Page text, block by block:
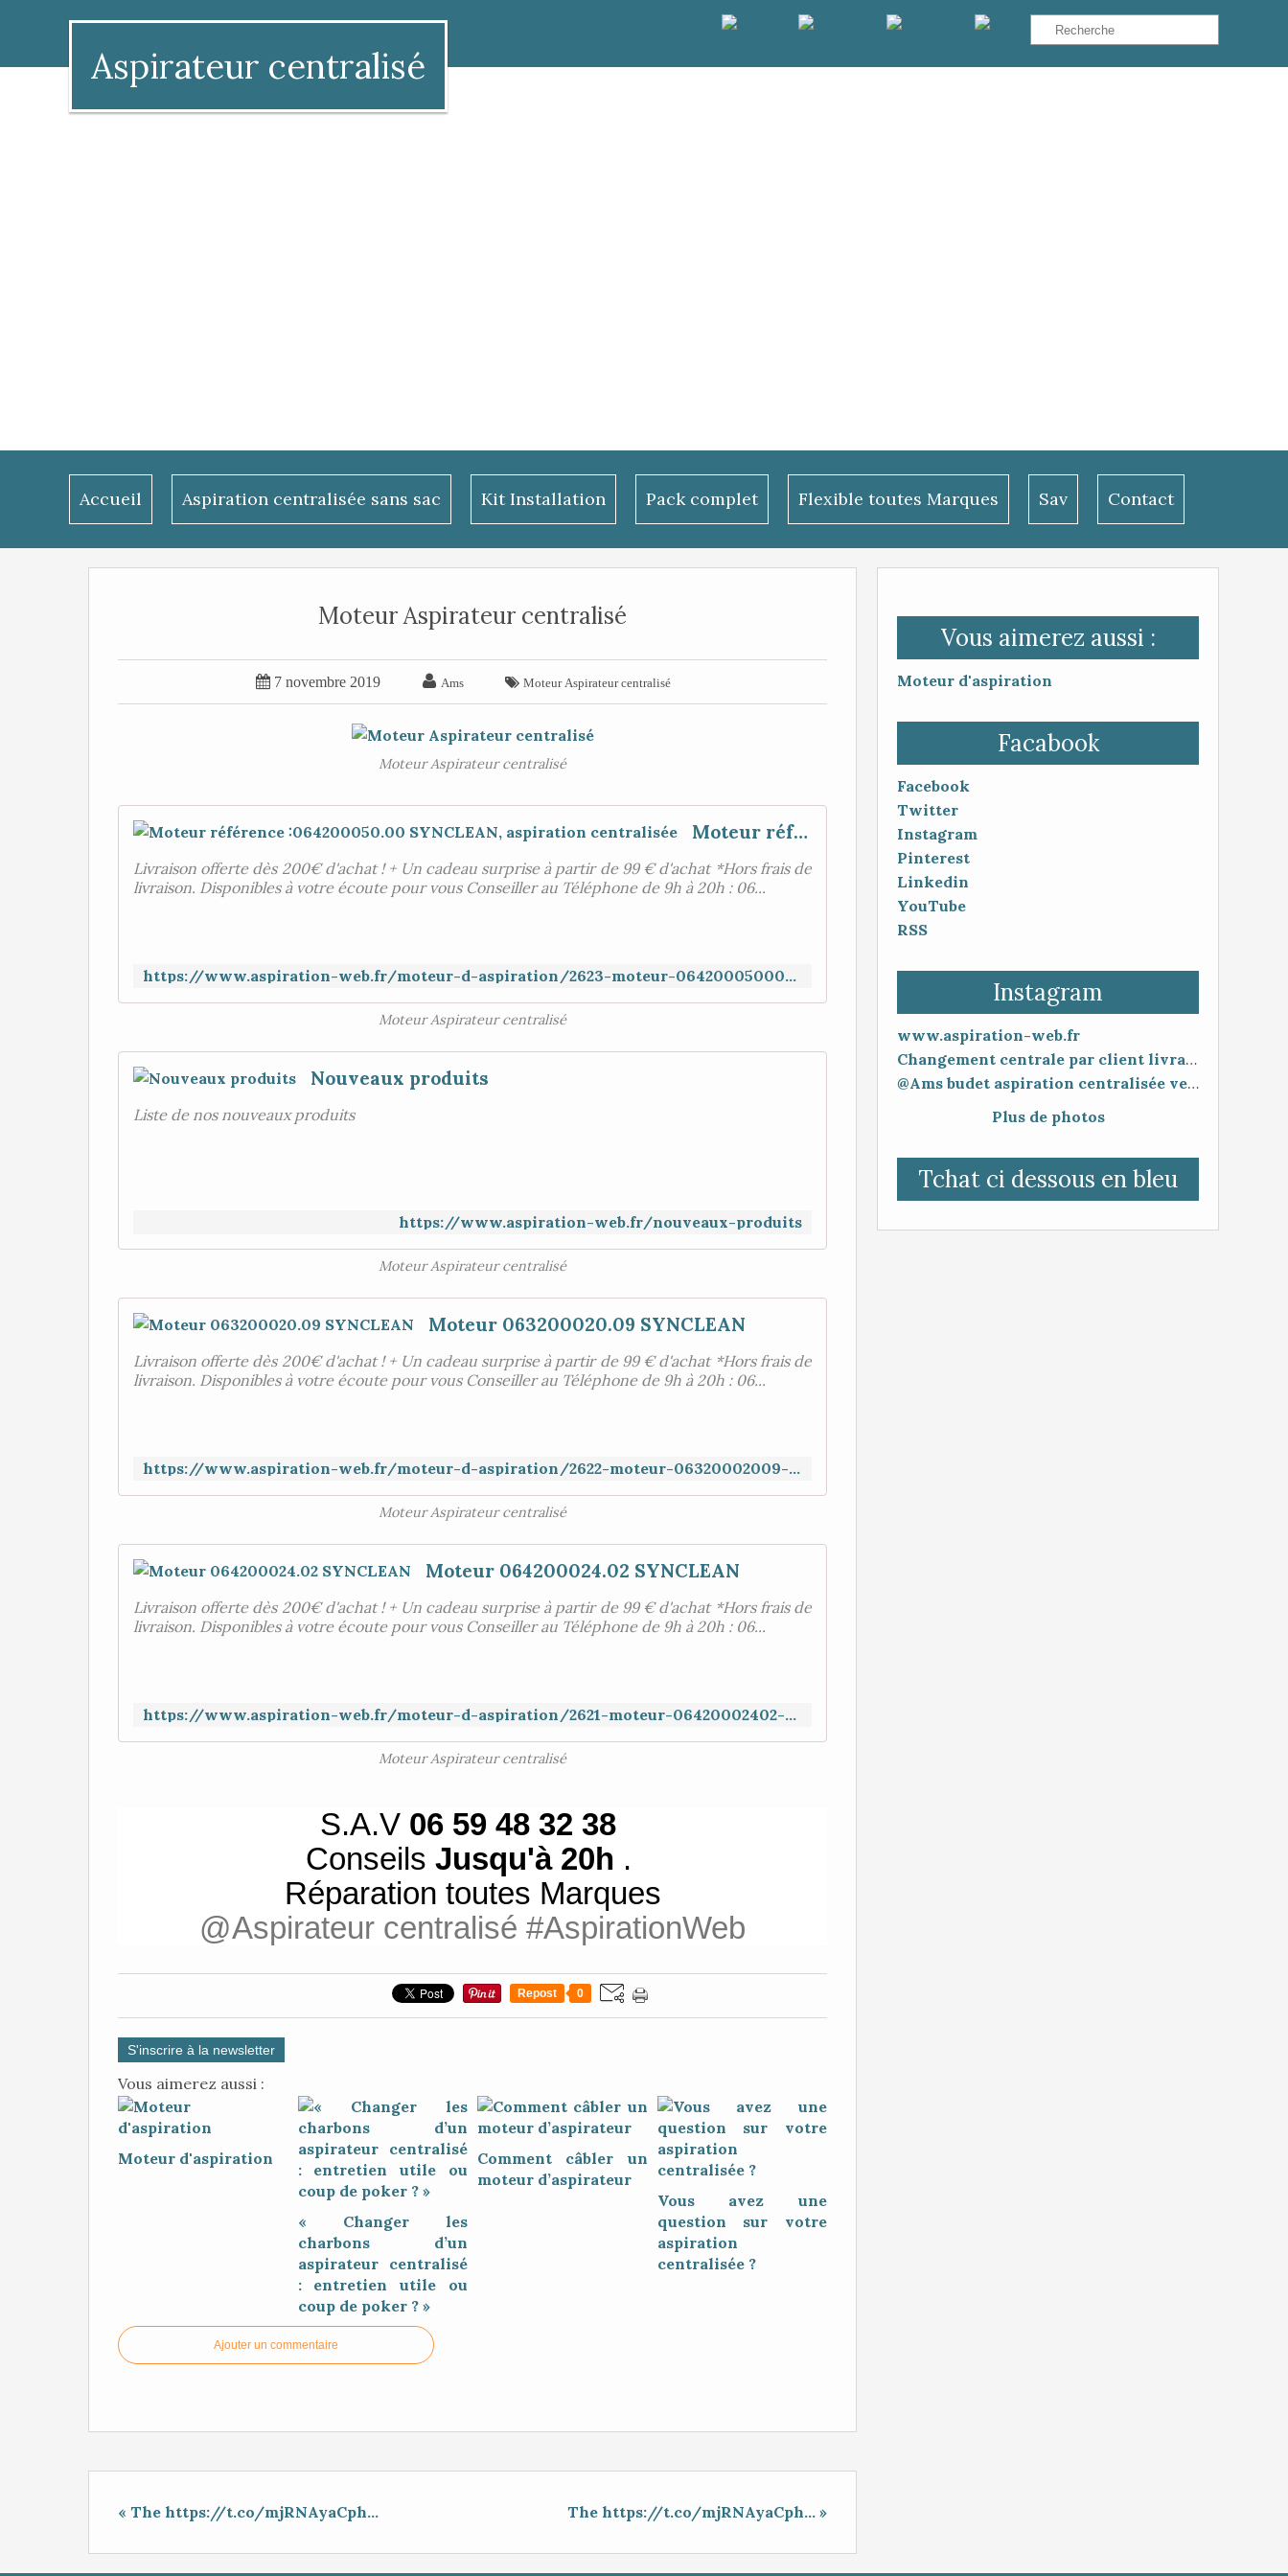
Aspirateur centralisé
Accueil Aspiration centralisée sans sac Kit Installation Pack complet Flexible toutes Marques Sav Contact
Vous aimerez aussi :
Moteur d'aspiration
Facabook
Facebook
Twitter
Instagram
Pinterest
Linkedin
YouTube
RSS
Instagram
www.aspiration-web.fr
Changement centrale par client livraison 48h mise en service 30 minutes
@Ams budet aspiration centralisée vente en ligne www.aspiration-web.fr
Plus de photos
Tchat ci dessous en bleu
Moteur Aspirateur centralisé
 7 novembre 2019  Ams  Moteur Aspirateur centralisé
Moteur Aspirateur centralisé
Moteur référence :064200050.00 SYNCLEAN, aspiration centralisée
Livraison offerte dès 200€ d'achat ! + Un cadeau surprise à partir de 99 € d'achat *Hors frais de
livraison. Disponibles à votre écoute pour vous Conseiller au Téléphone de 9h à 20h : 06...
https://www.aspiration-web.fr/moteur-d-aspiration/2623-moteur-06420005000-synclean.html
Moteur Aspirateur centralisé
Nouveaux produits
Liste de nos nouveaux produits
https://www.aspiration-web.fr/nouveaux-produits
Moteur Aspirateur centralisé
Moteur 063200020.09 SYNCLEAN
Livraison offerte dès 200€ d'achat ! + Un cadeau surprise à partir de 99 € d'achat *Hors frais de
livraison. Disponibles à votre écoute pour vous Conseiller au Téléphone de 9h à 20h : 06...
https://www.aspiration-web.fr/moteur-d-aspiration/2622-moteur-06320002009-synclean.html
Moteur Aspirateur centralisé
Moteur 064200024.02 SYNCLEAN
Livraison offerte dès 200€ d'achat ! + Un cadeau surprise à partir de 99 € d'achat *Hors frais de
livraison. Disponibles à votre écoute pour vous Conseiller au Téléphone de 9h à 20h : 06...
https://www.aspiration-web.fr/moteur-d-aspiration/2621-moteur-06420002402-synclean.html
Moteur Aspirateur centralisé
S.A.V 06 59 48 32 38
Conseils Jusqu'à 20h .
Réparation toutes Marques
@Aspirateur centralisé #AspirationWeb
Repost 0
S'inscrire à la newsletter
Vous aimerez aussi :
Moteur d'aspiration
« Changer les
charbons d’un
aspirateur centralisé
: entretien utile ou
coup de poker ? »
Comment câbler un
moteur d’aspirateur
Vous avez une
question sur votre
aspiration
centralisée ?
Ajouter un commentaire
« The https://t.co/mjRNAyaCph... The https://t.co/mjRNAyaCph... »